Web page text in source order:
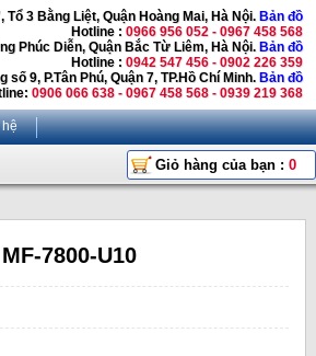
Tổ 3 Bằng Liệt, Quận Hoàng Mai, Hà Nội. Bản đồ
Hotline : 0966 956 052 - 0967 458 568
Phúc Diễn, Quận Bắc Từ Liêm, Hà Nội. Bản đồ
Hotline : 0942 547 456 - 0902 226 359
9, P.Tân Phú, Quận 7, TP.Hồ Chí Minh. Bản đồ
0906 066 638 - 0967 458 568 - 0939 219 368
Giỏ hàng của bạn : 0
7800-U10